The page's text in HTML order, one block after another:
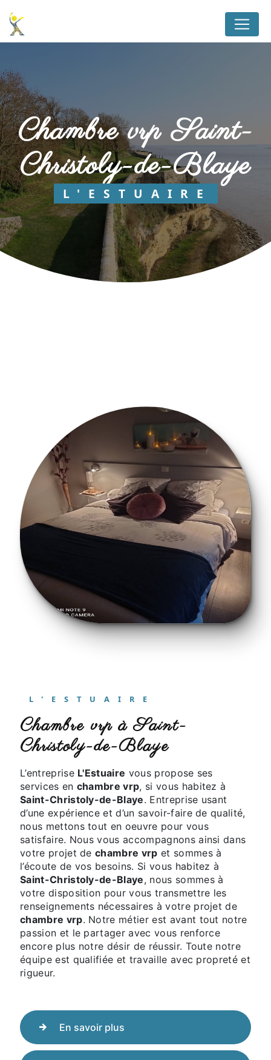
chambre vrp Saint-
Christoly-de-Blaye
L'ESTUAIRE
L'ESTUAIRE
chambre vrp à Saint-
Christoly-de-Blaye
L’entreprise L'Estuaire vous propose ses
services en chambre vrp, si vous habitez à
Saint-Christoly-de-Blaye. Entreprise usant
d’une expérience et d’un savoir-faire de qualité,
nous mettons tout en oeuvre pour vous
satisfaire. Nous vous accompagnons ainsi dans
votre projet dechambre vrp et sommes à
l’écoute de vos besoins. Si vous habitez à
Saint-Christoly-de-Blaye, nous sommes à
votre disposition pour vous transmettre les
renseignements nécessaires à votre projet de
chambre vrp. Notre métier est avant tout notre
passion et le partager avec vous renforce
encore plus notre désir de réussir. Toute notre
équipe est qualifiée et travaille avec propreté et
rigueur.
En savoir plus